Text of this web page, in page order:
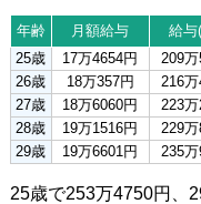
年齢 月額給与 給与
25歳
17万4654円 209
26歳
18万357円 216
27歳
18万6060円 223
28歳
19万1516円 229
29歳
19万6601円 235
25歳で253万4750円、